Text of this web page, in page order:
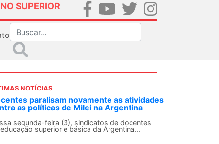
SUPERIOR
NOTÍCIAS
SN convoca docentes para Dia de
Internacionalista com Cuba em
de agosto
SN conclama suas seções sindicais e o